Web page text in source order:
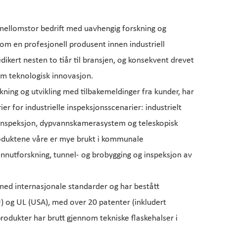
bedrift med uavhengig forskning og
en profesjonell produsent innen industriell
nesten to tiår til bransjen, og konsekvent drevet
teknologisk innovasjon.
og utvikling med tilbakemeldinger fra kunder, har
for industrielle inspeksjonsscenarier: industrielt
dypvannskamerasystem og teleskopisk
våre er mye brukt i kommunale
tunnel- og brobygging og inspeksjon av
internasjonale standarder og har bestått
og UL (USA), med over 20 patenter (inkludert
har brutt gjennom tekniske flaskehalser i